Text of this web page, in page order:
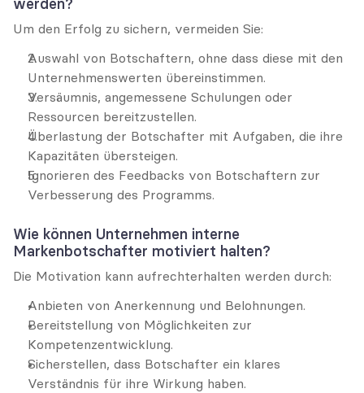
Um den Erfolg zu sichern, vermeiden Sie:
Auswahl von Botschaftern, ohne dass diese mit den
Unternehmenswerten übereinstimmen.
Versäumnis, angemessene Schulungen oder
Ressourcen bereitzustellen.
Überlastung der Botschafter mit Aufgaben, die ihre
Kapazitäten übersteigen.
Ignorieren des Feedbacks von Botschaftern zur
Verbesserung des Programms.
Wie können Unternehmen interne
Markenbotschafter motiviert halten?
Die Motivation kann aufrechterhalten werden durch:
Anbieten von Anerkennung und Belohnungen.
Bereitstellung von Möglichkeiten zur
Kompetenzentwicklung.
Sicherstellen, dass Botschafter ein klares
Verständnis für ihre Wirkung haben.